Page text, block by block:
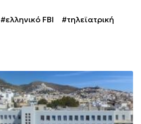
#ελληνικό FBI #τηλεϊατρική